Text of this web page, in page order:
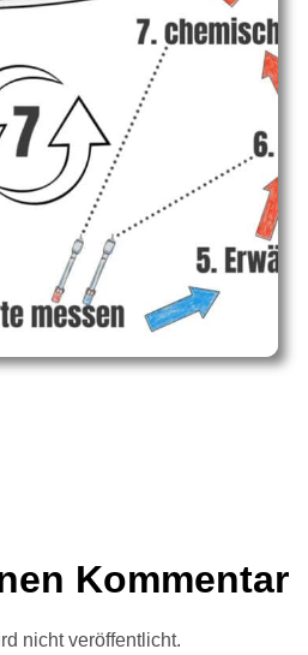
Kommentar
nicht veröffentlicht.